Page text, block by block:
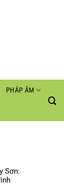
PHÁP ÂM
Sơn: